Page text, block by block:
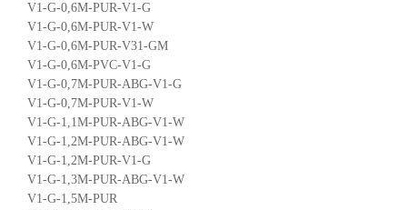
V1-G-0,6M-PUR-V1-G
V1-G-0,6M-PUR-V1-W
V1-G-0,6M-PUR-V31-GM
V1-G-0,6M-PVC-V1-G
V1-G-0,7M-PUR-ABG-V1-G
V1-G-0,7M-PUR-V1-W
V1-G-1,1M-PUR-ABG-V1-W
V1-G-1,2M-PUR-ABG-V1-W
V1-G-1,2M-PUR-V1-G
V1-G-1,3M-PUR-ABG-V1-W
V1-G-1,5M-PUR